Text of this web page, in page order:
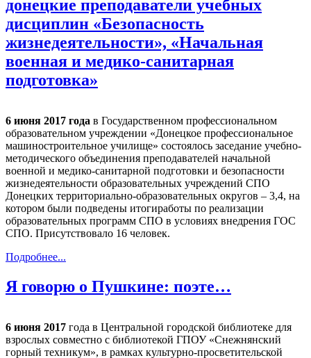
донецкие преподаватели учебных
дисциплин «Безопасность
жизнедеятельности», «Начальная
военная и медико-санитарная
подготовка»
6 июня 2017 года в Государственном профессиональном
образовательном учреждении «Донецкое профессиональное
машиностроительное училище» состоялось заседание учебно-
методического объединения преподавателей начальной
военной и медико-санитарной подготовки и безопасности
жизнедеятельности образовательных учреждений СПО
Донецких территориально-образовательных округов – 3,4, на
котором были подведены итогиработы по реализации
образовательных программ СПО в условиях внедрения ГОС
СПО. Присутствовало 16 человек.
Подробнее...
Я говорю о Пушкине: поэте…
6 июня 2017 года в Центральной городской библиотеке для
взрослых совместно с библиотекой ГПОУ «Снежнянский
горный техникум», в рамках культурно-просветительской